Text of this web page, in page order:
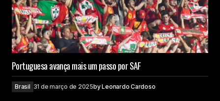
Portuguesa avança mais um passo por SAF
Brasil 31 de março de 2025byLeonardo Cardoso